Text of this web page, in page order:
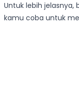
Untuk lebih jelasnya,
kamu coba untuk